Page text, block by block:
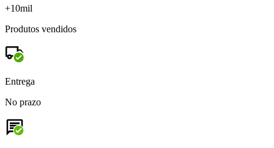
+10mil
Produtos vendidos
Entrega
No prazo